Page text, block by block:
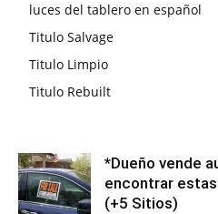
luces del tablero en español
Titulo Salvage
Titulo Limpio
Titulo Rebuilt
*Dueño vende
encontrar
(+5 Sitios)